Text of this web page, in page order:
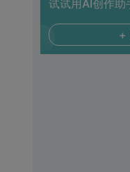
试试用AI创作助
+